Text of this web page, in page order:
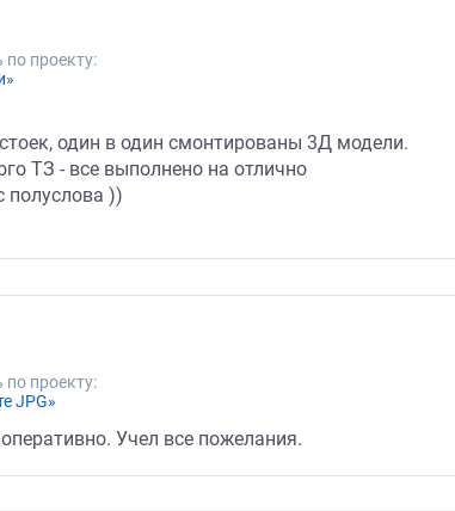
проекту:
один в один смонтированы 3Д модели.
ТЗ - все выполнено на отлично
полуслова ))
проекту:
JPG»
Учел все пожелания.